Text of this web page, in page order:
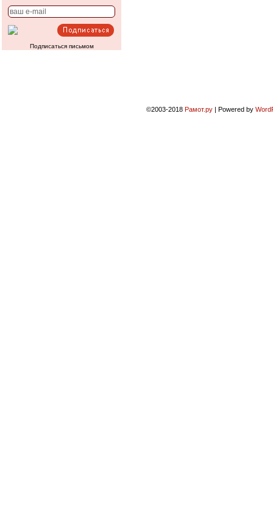
Подписаться письмом
©2003-2018 Рамот.ру | Powered by